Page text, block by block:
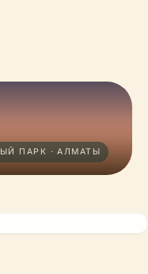
ПАРК · АЛМАТЫ